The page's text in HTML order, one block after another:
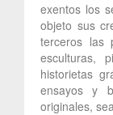
exentos los
objeto sus
terceros las
esculturas,
historietas
ensayos y
originales,